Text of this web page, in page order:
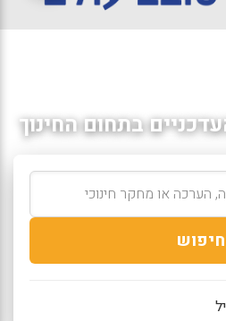
בתחום החינוך
חיפוש